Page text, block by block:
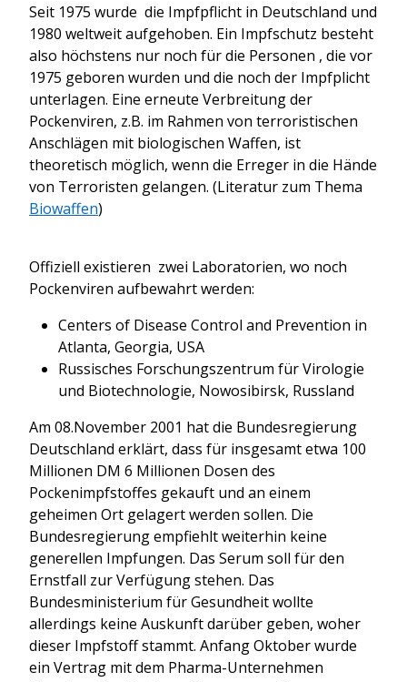
Seit 1975 wurde die Impfpflicht in Deutschland und
1980 weltweit aufgehoben. Ein Impfschutz besteht
also höchstens nur noch für die Personen , die vor
1975 geboren wurden und die noch der Impfplicht
unterlagen. Eine erneute Verbreitung der
Pockenviren, z.B. im Rahmen von terroristischen
Anschlägen mit biologischen Waffen, ist
theoretisch möglich, wenn die Erreger in die Hände
von Terroristen gelangen. (Literatur zum Thema
Biowaffen)
Offiziell existieren zwei Laboratorien, wo noch
Pockenviren aufbewahrt werden:
Centers of Disease Control and Prevention in
Atlanta, Georgia, USA
Russisches Forschungszentrum für Virologie
und Biotechnologie, Nowosibirsk, Russland
Am 08.November 2001 hat die Bundesregierung
Deutschland erklärt, dass für insgesamt etwa 100
Millionen DM 6 Millionen Dosen des
Pockenimpfstoffes gekauft und an einem
geheimen Ort gelagert werden sollen. Die
Bundesregierung empfiehlt weiterhin keine
generellen Impfungen. Das Serum soll für den
Ernstfall zur Verfügung stehen. Das
Bundesministerium für Gesundheit wollte
allerdings keine Auskunft darüber geben, woher
dieser Impfstoff stammt. Anfang Oktober wurde
ein Vertrag mit dem Pharma-Unternehmen